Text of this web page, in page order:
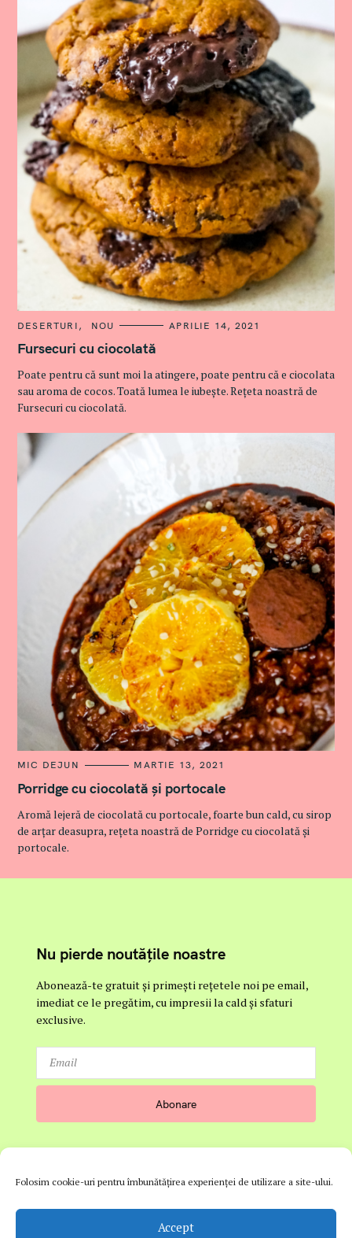
Folosim cookie-uri pentru îmbunătățirea experienței de utilizare a site-ului.
Accept
C
T
E
O
I
E
DESERTURI NOU APRILIE 14, 2021
Fursecuri cu ciocolată
Poate pentru că sunt moi la atingere, poate pentru că e ciocolata
sau aroma de cocos. Toată lumea le iubește. Rețeta noastră de
Fursecuri cu ciocolată.
C
T
E
O
R
I
E
S
MIC DEJUN MARTIE 13, 2021
Porridge cu ciocolată și portocale
Aromă lejeră de ciocolată cu portocale, foarte bun cald, cu sirop
de arțar deasupra, rețeta noastră de Porridge cu ciocolată și
portocale.
Nu pierde noutățile noastre
Abonează-te gratuit și primești rețetele noi pe email,
imediat ce le pregătim, cu impresii la cald și sfaturi
exclusive.
© 2026 Zenolicious